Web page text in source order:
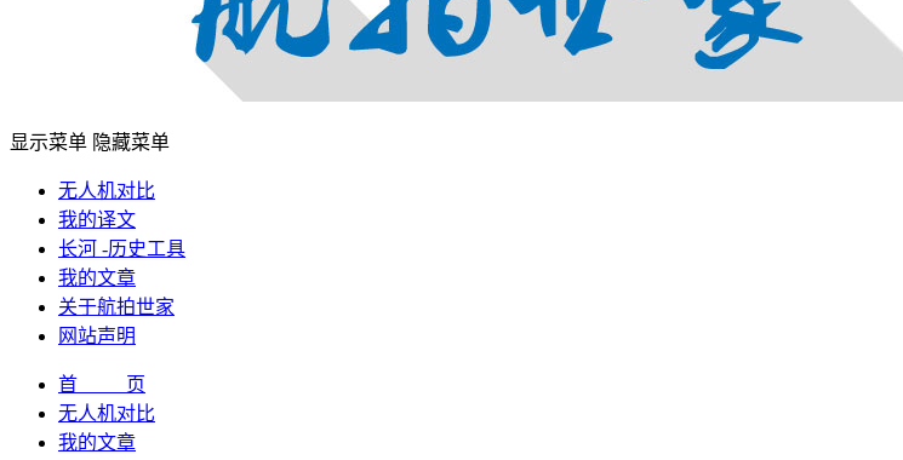
显示菜单 隐藏菜单
无人机对比
我的译文
长河 -历史工具
我的文章
关于航拍世家
网站声明
首 页
无人机对比
我的文章